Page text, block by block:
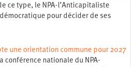
ce type, le NPA-l’Anticapitaliste
pour décider de ses
une orientation commune pour 2027
conférence nationale du NPA-